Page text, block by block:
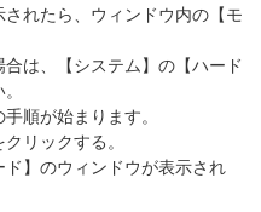
されたら、ウィンドウ内の【モ
は、【システム】の【ハード
順が始まります。
リックする。
ド】のウィンドウが表示され